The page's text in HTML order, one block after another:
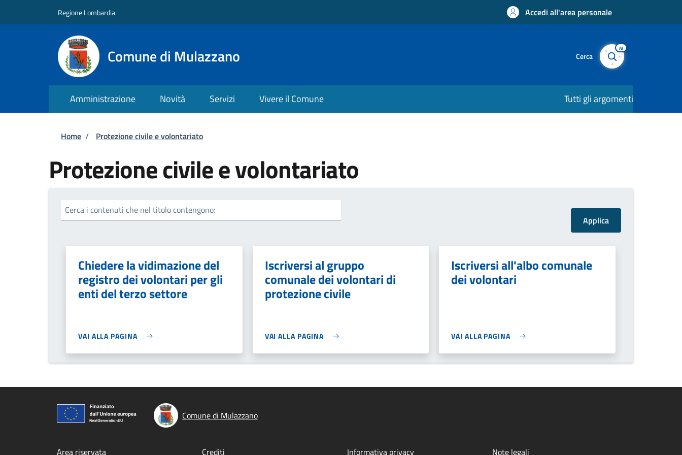
Regione Lombardia Accedi all'area personale
Comune di Mulazzano Cerca
AI
Amministrazione Novità Servizi Vivere il Comune Tutti gli argomenti
Briciole di pane
Home / Protezione civile e volontariato
Protezione civile e volontariato
Cerca i contenuti che nel titolo contengono:
Chiedere la vidimazione del
registro dei volontari per gli
enti del terzo settore
VAI ALLA PAGINA
Iscriversi al gruppo
comunale dei volontari di
protezione civile
VAI ALLA PAGINA
Iscriversi all'albo comunale
dei volontari
VAI ALLA PAGINA
Comune di Mulazzano
Area riservata Crediti Informativa privacy Note legali